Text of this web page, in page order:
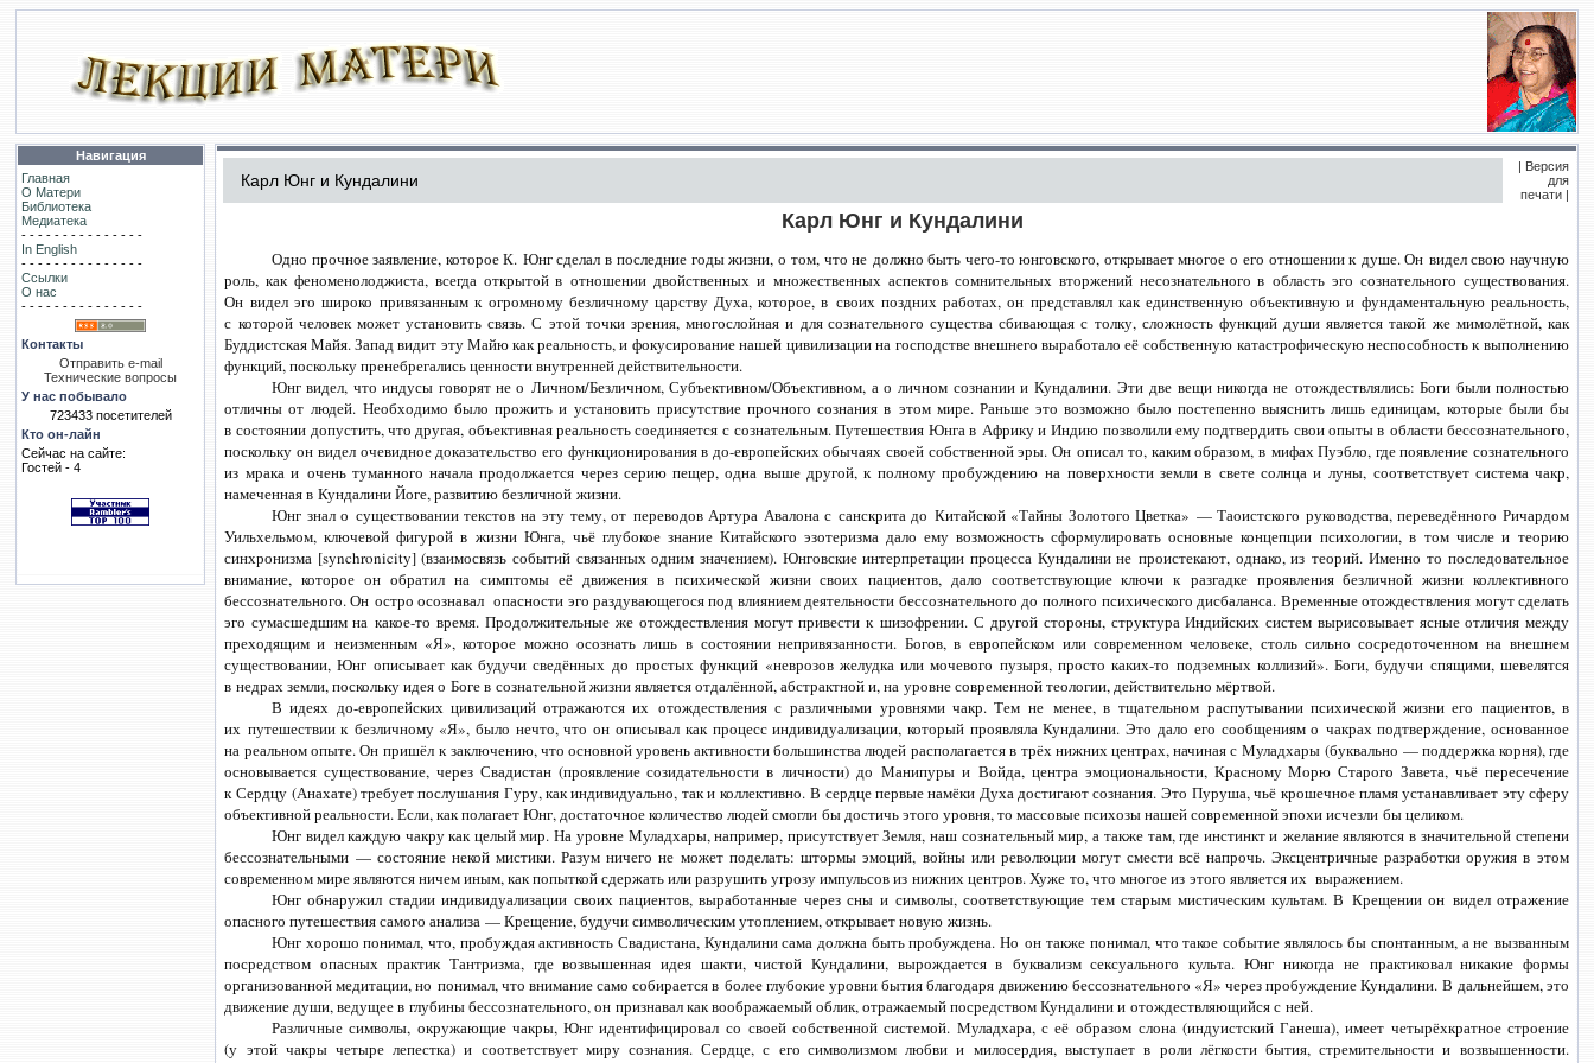
Навигация
Главная
О Матери
Библиотека
Медиатека
- - - - - - - - - - - - - - -
In English
- - - - - - - - - - - - - - -
Ссылки
О нас
- - - - - - - - - - - - - - -
Контакты
Отправить e-mail
Технические вопросы
У нас побывало
723433 посетителей
Кто он-лайн
Сейчас на сайте:
Гостей - 4
Карл Юнг и Кундалини
| Версия
для
печати |
Карл Юнг и Кундалини
Одно прочное заявление, которое К. Юнг сделал в последние годы жизни, о том, что не должно быть чего-то юнговского, открывает многое о его отношении к душе. Он видел свою научную
роль, как феноменолоджиста, всегда открытой в отношении двойственных и множественных аспектов сомнительных вторжений несознательного в область эго сознательного существования.
Он видел эго широко привязанным к огромному безличному царству Духа, которое, в своих поздних работах, он представлял как единственную объективную и фундаментальную реальность,
с которой человек может установить связь. С этой точки зрения, многослойная и для сознательного существа сбивающая с толку, сложность функций души является такой же мимолётной, как
Буддистская Майя. Запад видит эту Майю как реальность, и фокусирование нашей цивилизации на господстве внешнего выработало её собственную катастрофическую неспособность к выполнению
функций, поскольку пренебрегались ценности внутренней действительности.
Юнг видел, что индусы говорят не о Личном/Безличном, Субъективном/Объективном, а о личном сознании и Кундалини. Эти две вещи никогда не отождествлялись: Боги были полностью
отличны от людей. Необходимо было прожить и установить присутствие прочного сознания в этом мире. Раньше это возможно было постепенно выяснить лишь единицам, которые были бы
в состоянии допустить, что другая, объективная реальность соединяется с сознательным. Путешествия Юнга в Африку и Индию позволили ему подтвердить свои опыты в области бессознательного,
поскольку он видел очевидное доказательство его функционирования в до-европейских обычаях своей собственной эры. Он описал то, каким образом, в мифах Пуэбло, где появление сознательного
из мрака и очень туманного начала продолжается через серию пещер, одна выше другой, к полному пробуждению на поверхности земли в свете солнца и луны, соответствует система чакр,
намеченная в Кундалини Йоге, развитию безличной жизни.
Юнг знал о существовании текстов на эту тему, от переводов Артура Авалона с санскрита до Китайской «Тайны Золотого Цветка» — Таоистского руководства, переведённого Ричардом
Уильхельмом, ключевой фигурой в жизни Юнга, чьё глубокое знание Китайского эзотеризма дало ему возможность сформулировать основные концепции психологии, в том числе и теорию
синхронизма [synchronicity] (взаимосвязь событий связанных одним значением). Юнговские интерпретации процесса Кундалини не проистекают, однако, из теорий. Именно то последовательное
внимание, которое он обратил на симптомы её движения в психической жизни своих пациентов, дало соответствующие ключи к разгадке проявления безличной жизни коллективного
бессознательного. Он остро осознавал опасности эго раздувающегося под влиянием деятельности бессознательного до полного психического дисбаланса. Временные отождествления могут сделать
эго сумасшедшимна какое-то время. Продолжительные же отождествления могут привести к шизофрении. С другой стороны, структура Индийских систем вырисовывает ясные отличия между
преходящим и неизменным «Я», которое можно осознать лишь в состоянии непривязанности. Богов, в европейском или современном человеке, столь сильно сосредоточенном на внешнем
существовании, Юнг описывает как будучи сведённых до простых функций «неврозов желудка или мочевого пузыря, простокаких-то подземных коллизий». Боги, будучи спящими, шевелятся
в недрах земли, поскольку идея о Боге в сознательной жизни является отдалённой, абстрактной и, на уровне современной теологии, действительно мёртвой.
В идеях до-европейских цивилизаций отражаются их отождествления с различными уровнями чакр. Тем не менее, в тщательном распутывании психической жизни его пациентов, в
их путешествии к безличному «Я», было нечто, что он описывал как процесс индивидуализации, который проявляла Кундалини. Это дало его сообщениям о чакрах подтверждение, основанное
на реальном опыте. Он пришёл к заключению, что основной уровень активности большинства людей располагается в трёх нижних центрах, начиная с Муладхары (буквально — поддержка корня), где
основывается существование, через Свадистан (проявление созидательности в личности) до Манипуры и Войда, центра эмоциональности, Красному Морю Старого Завета, чьё пересечение
к Сердцу (Анахате) требует послушания Гуру, как индивидуально, так и коллективно. В сердце первые намёки Духа достигают сознания. Это Пуруша, чьё крошечное пламя устанавливает эту сферу
объективной реальности. Если, как полагает Юнг, достаточное количество людей смогли бы достичь этого уровня, то массовые психозы нашей современной эпохи исчезли бы целиком.
Юнг видел каждую чакру как целый мир. На уровне Муладхары, например, присутствует Земля, наш сознательный мир, а также там, где инстинкт и желание являются в значительной степени
бессознательными — состояние некой мистики. Разум ничего не может поделать: штормы эмоций, войны или революции могут смести всё напрочь. Эксцентричные разработки оружия в этом
современном мире являются ничем иным, как попыткой сдержать или разрушить угрозу импульсов из нижних центров. Хуже то, что многое из этого является их выражением.
Юнг обнаружил стадии индивидуализации своих пациентов, выработанные через сны и символы, соответствующие тем старым мистическим культам. В Крещении он видел отражение
опасного путешествия самого анализа — Крещение, будучи символическим утоплением, открывает новую жизнь.
Юнг хорошо понимал, что, пробуждая активность Свадистана, Кундалини сама должна быть пробуждена. Но он также понимал, что такое событие являлось бы спонтанным, а не вызванным
посредством опасных практик Тантризма, где возвышенная идея шакти, чистой Кундалини, вырождается в буквализм сексуального культа. Юнг никогда не практиковал никакие формы
организованной медитации, но понимал, что внимание само собирается в более глубокие уровни бытия благодаря движению бессознательного «Я» через пробуждение Кундалини. В дальнейшем, это
движение души, ведущее в глубины бессознательного, он признавал как воображаемый облик, отражаемый посредством Кундалини и отождествляющийся с ней.
Различные символы, окружающие чакры, Юнг идентифицировал со своей собственной системой. Муладхара, с её образом слона (индуистский Ганеша), имеет четырёхкратное строение
(у этой чакры четыре лепестка) и соответствует миру сознания. Сердце, с его символизмом любви и милосердия, выступает в роли лёгкости бытия, стремительности и возвышенности.